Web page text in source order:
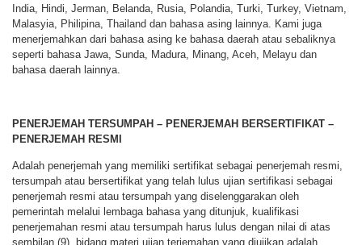
India, Hindi, Jerman, Belanda, Rusia, Polandia, Turki, Turkey, Vietnam,
Malasyia, Philipina, Thailand dan bahasa asing lainnya. Kami juga
menerjemahkan dari bahasa asing ke bahasa daerah atau sebaliknya
seperti bahasa Jawa, Sunda, Madura, Minang, Aceh, Melayu dan
bahasa daerah lainnya.
PENERJEMAH TERSUMPAH – PENERJEMAH BERSERTIFIKAT –
PENERJEMAH RESMI
Adalah penerjemah yang memiliki sertifikat sebagai penerjemah resmi,
tersumpah atau bersertifikat yang telah lulus ujian sertifikasi sebagai
penerjemah resmi atau tersumpah yang diselenggarakan oleh
pemerintah melalui lembaga bahasa yang ditunjuk, kualifikasi
penerjemahan resmi atau tersumpah harus lulus dengan nilai di atas
sembilan (9), bidang materi ujian terjemahan yang diujikan adalah